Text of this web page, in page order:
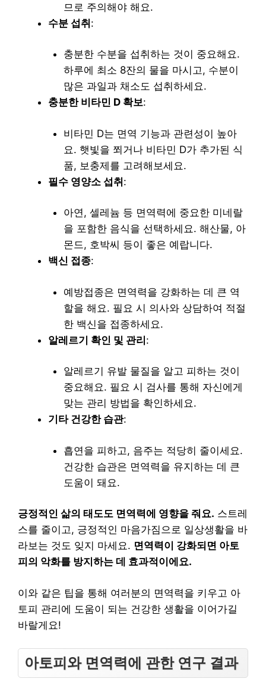
므로 주의해야 해요.
수분 섭취:
충분한 수분을 섭취하는 것이 중요해요.
하루에 최소 8잔의 물을 마시고, 수분이
많은 과일과 채소도 섭취하세요.
충분한 비타민 D 확보:
비타민 D는 면역 기능과 관련성이 높아
요. 햇빛을 쬐거나 비타민 D가 추가된 식
품, 보충제를 고려해보세요.
필수 영양소 섭취:
아연, 셀레늄 등 면역력에 중요한 미네랄
을 포함한 음식을 선택하세요. 해산물, 아
몬드, 호박씨 등이 좋은 예랍니다.
백신 접종:
예방접종은 면역력을 강화하는 데 큰 역
할을 해요. 필요 시 의사와 상담하여 적절
한 백신을 접종하세요.
알레르기 확인 및 관리:
알레르기 유발 물질을 알고 피하는 것이
중요해요. 필요 시 검사를 통해 자신에게
맞는 관리 방법을 확인하세요.
기타 건강한 습관:
흡연을 피하고, 음주는 적당히 줄이세요.
건강한 습관은 면역력을 유지하는 데 큰
도움이 돼요.
긍정적인 삶의 태도도 면역력에 영향을 줘요. 스트레
스를 줄이고, 긍정적인 마음가짐으로 일상생활을 바
라보는 것도 잊지 마세요. 면역력이 강화되면 아토
피의 악화를 방지하는 데 효과적이에요.
이와 같은 팁을 통해 여러분의 면역력을 키우고 아
토피 관리에 도움이 되는 건강한 생활을 이어가길
바랄게요!
아토피와 면역력에 관한 연구 결과